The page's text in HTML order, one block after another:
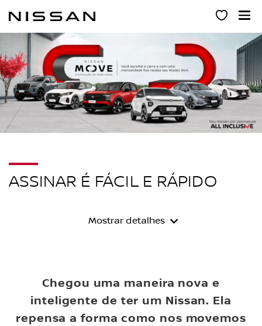
para
conteúdo
ASSINAR É FÁCIL E RÁPIDO
Mostrar detalhes
Chegou uma maneira nova e
inteligente de ter um Nissan. Ela
repensa a forma como nos movemos